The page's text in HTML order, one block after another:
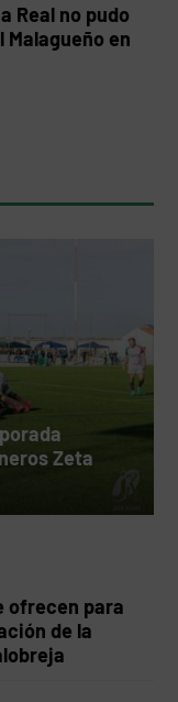
Real no pudo
en
Zeta
ofrecen para
de la